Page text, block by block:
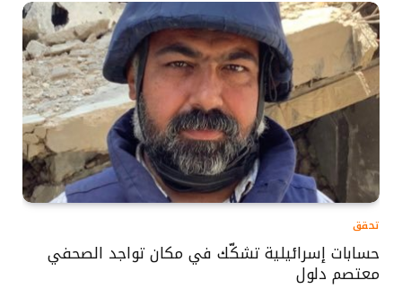
تحقق
حسابات إسرائيلية تشكّك في مكان تواجد الصحفي
معتصم دلول